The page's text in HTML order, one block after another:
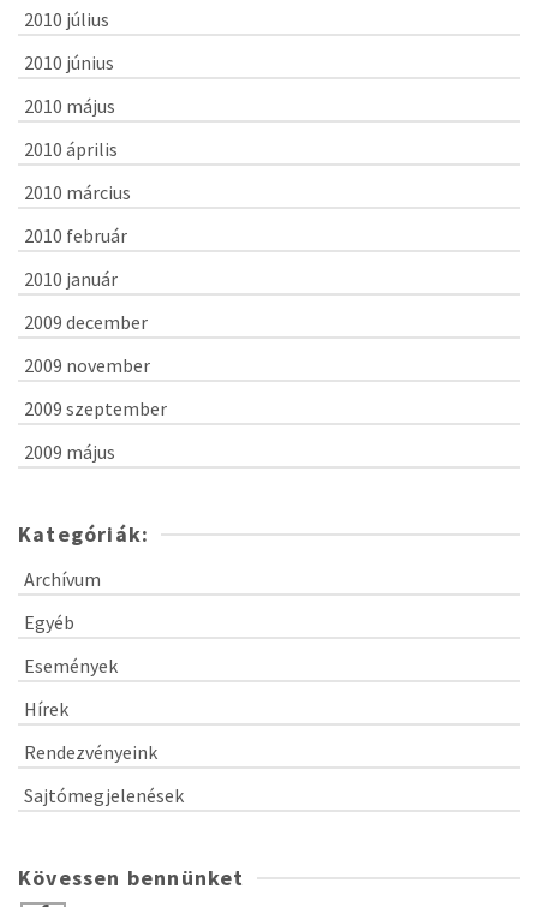
2010 július
2010 június
2010 május
2010 április
2010 március
2010 február
2010 január
2009 december
2009 november
2009 szeptember
2009 május
Kategóriák:
Archívum
Egyéb
Események
Hírek
Rendezvényeink
Sajtómegjelenések
Kövessen bennünket